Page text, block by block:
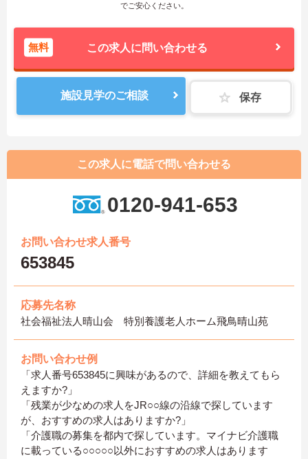
でご安心ください。
無料 この求人に問い合わせる
施設見学のご相談 保存
この求人に電話で問い合わせる
0120-941-653
お問い合わせ求人番号
653845
応募先名称
社会福祉法人晴山会 特別養護老人ホーム飛鳥晴山苑
お問い合わせ例
「求人番号653845に興味があるので、詳細を教えてもら
えますか?」
「残業が少なめの求人をJR○○線の沿線で探しています
が、おすすめの求人はありますか?」
「介護職の募集を都内で探しています。マイナビ介護職
に載っている○○○○○以外におすすめの求人はあります